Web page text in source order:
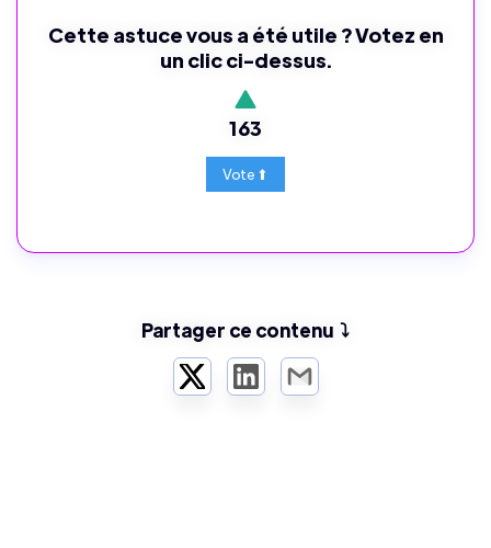
Cette astuce vous a été utile ? Votez en
un clic ci-dessus.
163
Partager ce contenu ⤵️
TwitterLinkedInEmail